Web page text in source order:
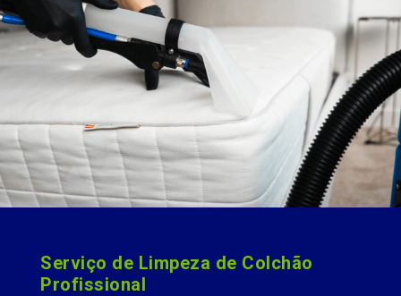
Serviço de Limpeza de Colchão
Profissional